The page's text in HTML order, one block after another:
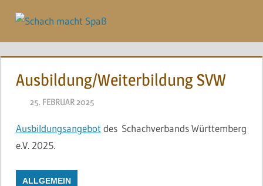
Inhalt
springen
Ausbildung/Weiterbildung SVW
25. FEBRUAR 2025
Ausbildungsangebotdes Schachverbands Württemberg
e.V. 2025.
ALLGEMEIN